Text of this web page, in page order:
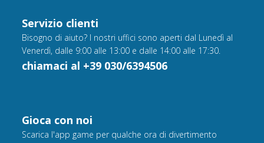
Servizio clienti
Bisogno di aiuto? I nostri uffici sono aperti dal Lunedì al
Venerdì, dalle 9:00 alle 13:00 e dalle 14:00 alle 17:30.
chiamaci al +39 030/6394506
Gioca con noi
Scarica l'app game per qualche ora di divertimento